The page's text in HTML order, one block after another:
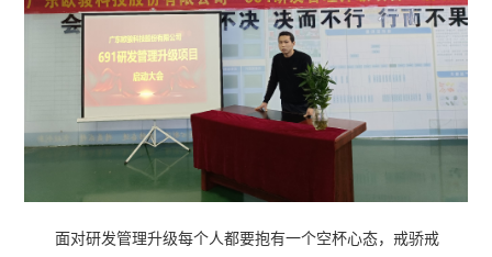
面对研发管理升级每个人都要抱有一个空杯心态，戒骄戒